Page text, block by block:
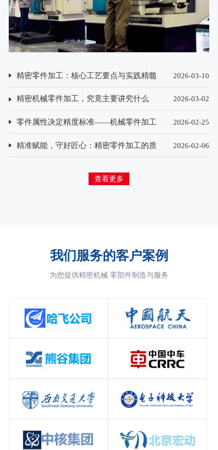
精密零件加工：核心工艺要点与实践精髓 2026-03-10
精密机械零件加工，究竟主要讲究什么 2026-03-02
零件属性决定精度标准——机械零件加工
2026-02-25
精准赋能，守好匠心：精密零件加工的质
2026-02-06
查看更多
我们服务的客户案例
为您提供精密机械 零部件制造与服务